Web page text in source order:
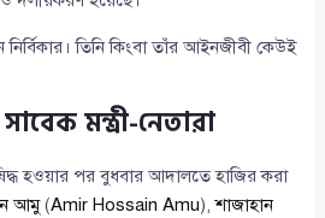
তিনি কিংবা তাঁর আইনজীবী কেউই
মন্ত্রী-নেতারা
হওয়ার পর বুধবার আদালতে হাজির করা
আমু(Amir Hossain Amu),শাজাহান